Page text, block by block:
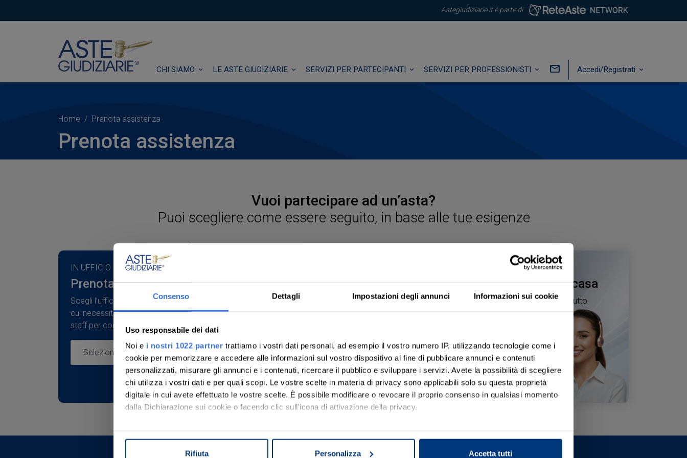
Consenso Dettagli Impostazioni degli annunci Informazioni sui cookie
Uso responsabile dei dati
Noi e i nostri 1022 partner trattiamo i vostri dati personali, ad esempio il vostro numero IP, utilizzando tecnologie come i
cookie per memorizzare e accedere alle informazioni sul vostro dispositivo al fine di pubblicare annunci e contenuti
personalizzati, misurare gli annunci e i contenuti, ricercare il pubblico e sviluppare i servizi. Avete la possibilità di scegliere
chi utilizza i vostri dati e per quali scopi. Le vostre scelte in materia di privacy sono applicabili solo su questa proprietà
digitale in cui avete effettuato le vostre scelte. È possibile modificare o revocare il proprio consenso in qualsiasi momento
dalla Dichiarazione sui cookie o facendo clic sull'icona di attivazione della privacy.
Con il tuo consenso, vorremmo anche:
Rifiuta Personalizza Accetta tutti
Astegiudiziarie.it è parte di
CHI SIAMO LE ASTE GIUDIZIARIE SERVIZI PER PARTECIPANTI SERVIZI PER PROFESSIONISTI Accedi/Registrati
Home Prenota assistenza
Prenota assistenza
Vuoi partecipare ad un’asta?
Puoi scegliere come essere seguito, in base alle tue esigenze
Ti aiutiamo a non fare errori, comodamente da casa
Asso Aste, ti seguiamo online in ogni passaggio, occupandoci di tutto
il necessario per presentare l’offerta correttamente
Scopri il servizio
IN UFFICIO
Prenota un appuntamento
Scegli l’ufficio e compila il form specificando i servizi per
cui necessiti assistenza e verrai ricontattato dal nostro
staff per concordare un appuntamento.
Ti aiutiamo a trovare, comprendere e
partecipare all’asta in sicurezza.
Con noi, passo dopo passo.
Scopri il servizio